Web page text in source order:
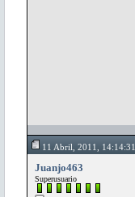
11 Abril, 2011, 14:14:31
Juanjo463
Superusuario